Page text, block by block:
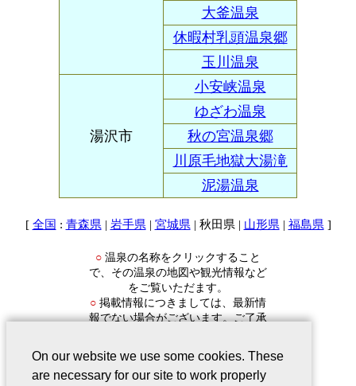
大釜温泉
休暇村乳頭温泉郷
玉川温泉
湯沢市
小安峡温泉
ゆざわ温泉
秋の宮温泉郷
川原毛地獄大湯滝
泥湯温泉
[ 全国 : 青森県 | 岩手県 | 宮城県 | 秋田県 | 山形県 | 福島県 ]
○ 温泉の名称をクリックすること
で、その温泉の地図や観光情報など
をご覧いただます。
○ 掲載情報につきましては、最新情
報でない場合がございます。ご了承
On our website we use some cookies. These
are necessary for our site to work properly